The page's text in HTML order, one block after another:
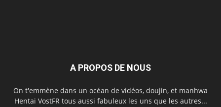
A PROPOS DE NOUS
On t'emmène dans un océan de vidéos, doujin, et manhwa
Hentai VostFR tous aussi fabuleux les uns que les autres...